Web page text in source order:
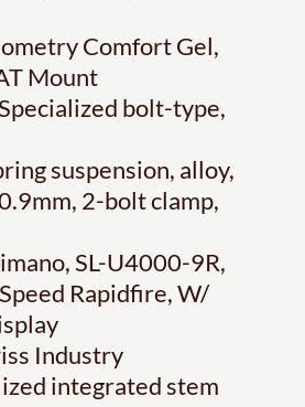
Comfort Gel,
Mount
bolt-type,
suspension, alloy,
2-bolt clamp,
SL-U4000-9R,
Rapidfire, W/
Industry
integrated stem